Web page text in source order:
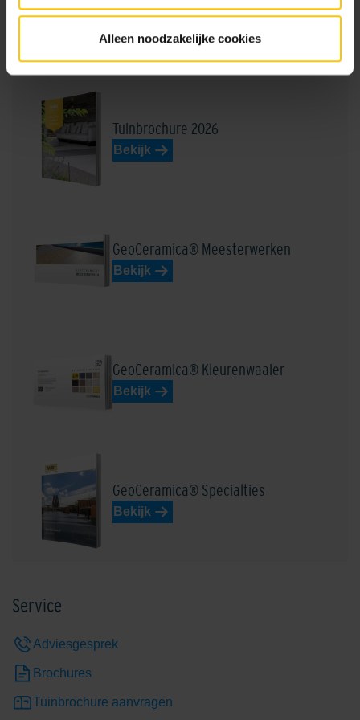
Alleen noodzakelijke cookies
Brochures
Tuinbrochure 2026
Bekijk
GeoCeramica® Meesterwerken
Bekijk
GeoCeramica® Kleurenwaaier
Bekijk
GeoCeramica® Specialties
Bekijk
Service
Adviesgesprek
Brochures
Tuinbrochure aanvragen